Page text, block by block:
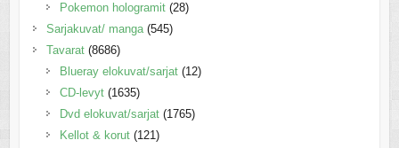
Pokemon hologramit (28)
Sarjakuvat/ manga (545)
Tavarat (8686)
Blueray elokuvat/sarjat (12)
CD-levyt (1635)
Dvd elokuvat/sarjat (1765)
Kellot & korut (121)